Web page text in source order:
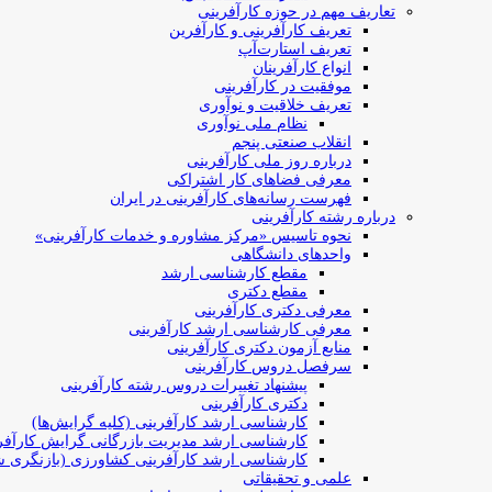
تعاریف مهم در حوزه کارآفرینی
تعریف کارآفرینی و کارآفرین
تعریف استارت‌آپ
انواع کارآفرینان
موفقیت در کارآفرینی
تعریف خلاقیت و نوآوری
نظام ملی نوآوری
انقلاب صنعتی پنجم
درباره روز ملی کارآفرینی
معرفی فضاهای کار اشتراکی
فهرست رسانه‌های کارآفرینی در ایران
درباره رشته کارآفرینی
نحوه تاسیس «مرکز مشاوره و خدمات کارآفرینی»
واحدهای دانشگاهی
مقطع کارشناسی ارشد
مقطع دکتری
معرفی دکتری کارآفرینی
معرفی کارشناسی ارشد کارآفرینی
منابع آزمون دکتری کارآفرینی
سرفصل دروس کارآفرینی
پیشنهاد تغییرات دروس رشته کارآفرینی
دکتری کارآفرینی
کارشناسی ارشد کارآفرینی (کلیه گرایش‌ها)
کارشناسی ارشد مدیریت بازرگانی گرایش
کارشناسی ارشد کارآفرینی کشاورزی (بازنگری
علمی و تحقیقاتی